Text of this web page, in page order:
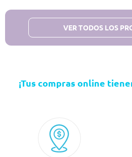
VER TODOS LOS
¡Tus compras online